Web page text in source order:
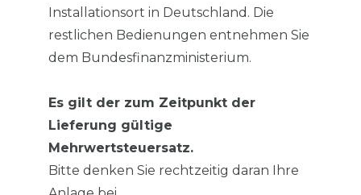
Installationsort in Deutschland. Die
restlichen Bedienungen entnehmen Sie
dem Bundesfinanzministerium.
Es gilt der zum Zeitpunkt der
Lieferung gültige
Mehrwertsteuersatz.
Bitte denken Sie rechtzeitig daran Ihre